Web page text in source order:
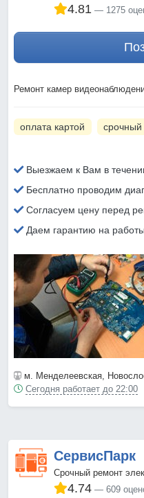
4.81 1275
Ремонт камер
оплата картой
Выезжаем к Вам в
Бесплатно проводим
Согласуем цену перед
Даем гарантию на
м. Менделеевская,
Сегодня работает до 22:00
СервисПарк
Срочный ремонт
4.74 609